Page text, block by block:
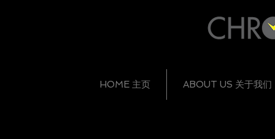
HOME 主页 ABOUT US 关于我们